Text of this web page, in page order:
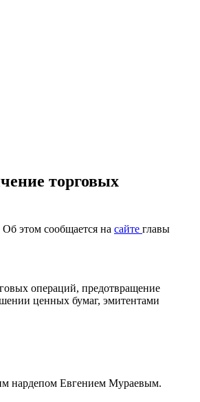
торговых
этом сообщается на сайте главы
операций, предотвращение
ценных бумаг, эмитентами
нардепом Евгением Мураевым.